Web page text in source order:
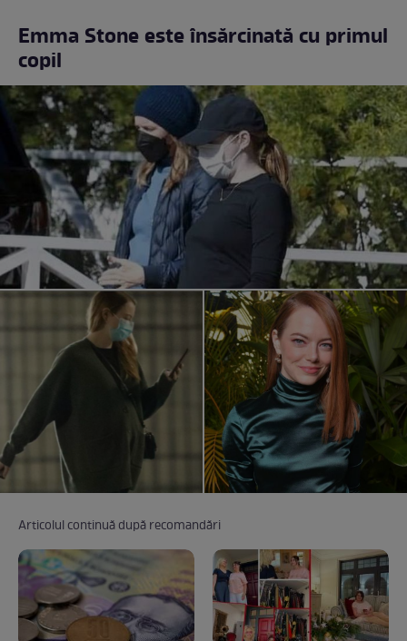
Emma Stone este însărcinată cu primul
copil
Articolul continuă după recomandări